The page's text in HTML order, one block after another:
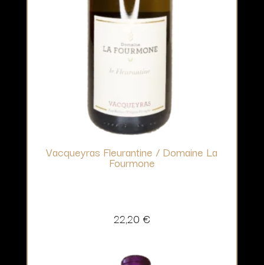
Vacqueyras Fleurantine / Domaine La
Fourmone
22,20 €